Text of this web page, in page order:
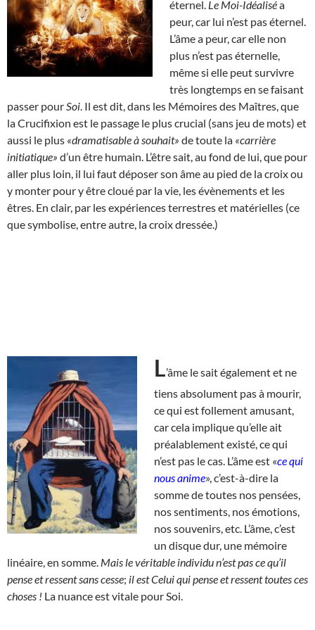
éternel. Le Moi-Idéaliséa
peur, car lui n’est pas éternel.
L’âme a peur, car elle non
plus n’est pas éternelle,
même si elle peut survivre
très longtemps en se faisant
passer pour Soi . Il est dit, dans les Mémoires des Maîtres, que
la Crucifixion est le passage le plus crucial (sans jeu de mots) et
aussi le plus «dramatisable à souhait» de toute la «carrière
initiatique» d’un être humain. L’être sait, au fond de lui, que pour
aller plus loin, il lui faut déposer son âme au pied de la croix ou
y monter pour y être cloué par la vie, les évènements et les
êtres. En clair, par les expériences terrestres et matérielles (ce
que symbolise, entre autre, la croix dressée.)
L’âme le sait également et ne
tiens absolument pas à mourir,
ce qui est follement amusant,
car cela implique qu’elle ait
préalablement existé, ce qui
n’est pas le cas. L’âme est «ce qui
nous anime», c’est-à-dire la
somme de toutes nos pensées,
nos sentiments, nos émotions,
nos souvenirs, etc. L’âme, c’est
un disque dur, une mémoire
linéaire, en somme. Mais le véritable individu n’est pas ce qu’il
pense et ressent sans cesse; il est Celui qui pense et ressent toutes ces
choses ! La nuance est vitale pour Soi.